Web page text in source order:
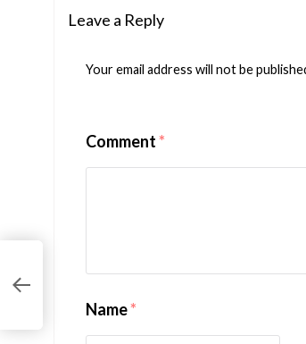
Leave a Reply
Your email address will not be
Comment*
Name*